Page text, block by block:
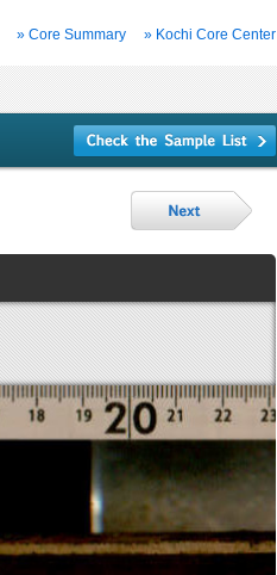
» Core Summary » Kochi Core Center